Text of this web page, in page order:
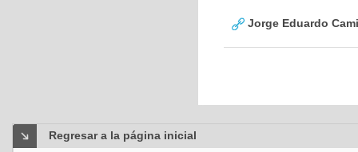
Jorge Eduardo
Regresar a la página inicial